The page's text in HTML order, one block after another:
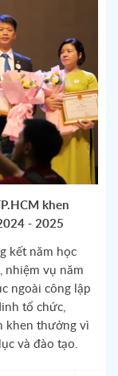
khen
- 2025
kết năm học
nhiệm vụ năm
ngoài công lập
tổ chức,
khen thưởng vì
và đào tạo.